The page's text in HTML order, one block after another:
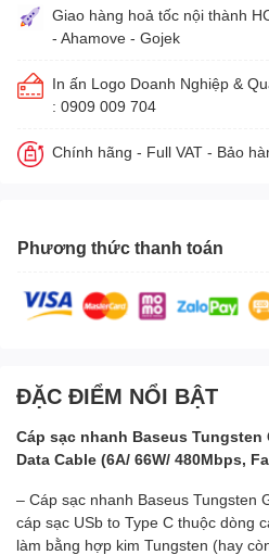
Giao hàng hoả tốc nội thành
- Ahamove - Gojek
In ấn Logo Doanh Nghiệp &
: 0909 009 704
Chính hãng - Full VAT - Bảo
Phương thức thanh toán
ĐẶC ĐIỂM NỔI BẬT
Cáp sạc nhanh Baseus Tungsten
Data Cable (6A/ 66W/ 480Mbps,
– Cáp sạc nhanh Baseus Tungsten
cáp sạc USb to Type C thuộc dòng
làm bằng hợp kim Tungsten (hay